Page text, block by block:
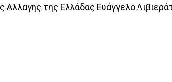
Αλλαγής της Ελλάδας Ευάγγελο